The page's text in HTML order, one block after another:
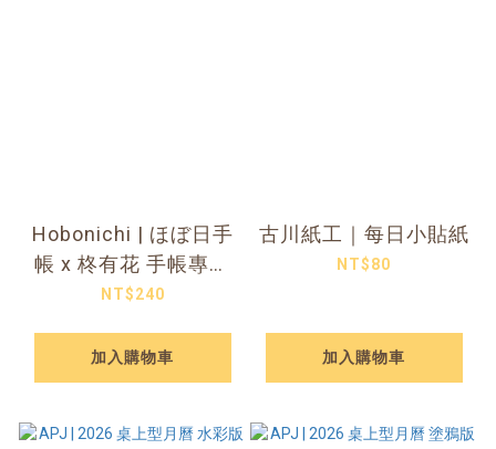
Hobonichi | ほぼ日手
帳 x 柊有花 手帳專用
PVC透明書套 A5
NT$240
加入購物車
古川紙工｜每日小貼紙
NT$80
加入購物車